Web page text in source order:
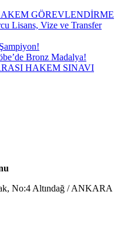
GÖREVLENDİRME
Lisans, Vize ve Transfer
Bronz Madalya!
HAKEM SINAVI
No:4 Altındağ / ANKARA